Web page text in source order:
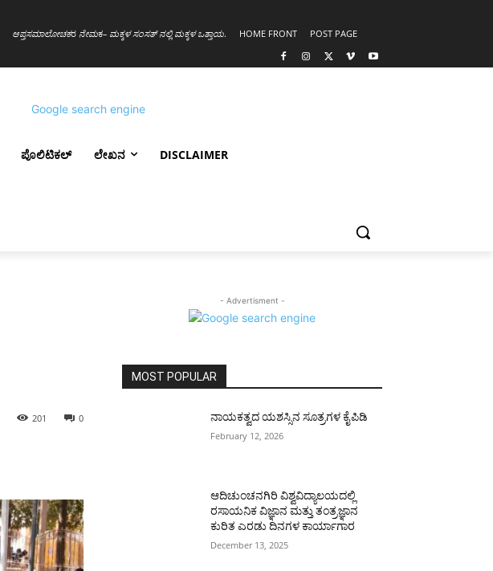
ಆಪ್ತಸಮಾಲೋಚಕರ ನೇಮಕ– ಮಕ್ಕಳ ಸಂಸತ್ ನಲ್ಲಿ ಮಕ್ಕಳ ಒತ್ತಾಯ. HOME FRONT POST PAGE
ಪೊಲಿಟಿಕಲ್ ಲೇಖನ DISCLAIMER
0
201
- Advertisment -
MOST POPULAR
ನಾಯಕತ್ವದ ಯಶಸ್ಸಿನ ಸೂತ್ರಗಳ ಕೈಪಿಡಿ
February 12, 2026
ಆದಿಚುಂಚನಗಿರಿ ವಿಶ್ವವಿದ್ಯಾಲಯದಲ್ಲಿ
ರಸಾಯನಿಕ ವಿಜ್ಞಾನ ಮತ್ತು ತಂತ್ರಜ್ಞಾನ
ಕುರಿತ ಎರಡು ದಿನಗಳ ಕಾರ್ಯಾಗಾರ
December 13, 2025